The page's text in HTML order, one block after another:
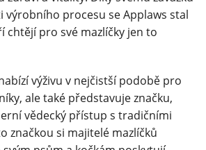
procesu se Applaws stal
chtějí pro své mazlíčky jen to
výživu v nejčistší podobě pro
ale také představuje značku,
vědecký přístup s tradičními
značkou si majitelé mazlíčků